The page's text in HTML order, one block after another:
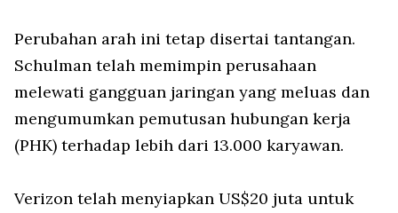
Perubahan arah ini tetap disertai tantangan.
Schulman telah memimpin perusahaan
melewati gangguan jaringan yang meluas dan
mengumumkan pemutusan hubungan kerja
(PHK) terhadap lebih dari 13.000 karyawan.
Verizon telah menyiapkan US$20 juta untuk